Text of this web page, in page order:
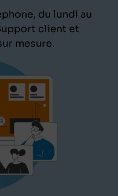
du lundi au
client et
mesure.